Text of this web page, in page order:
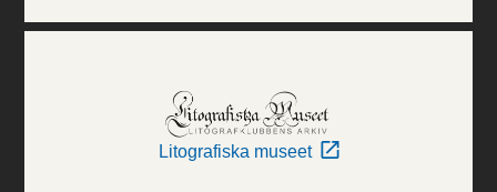
Litografiska museet